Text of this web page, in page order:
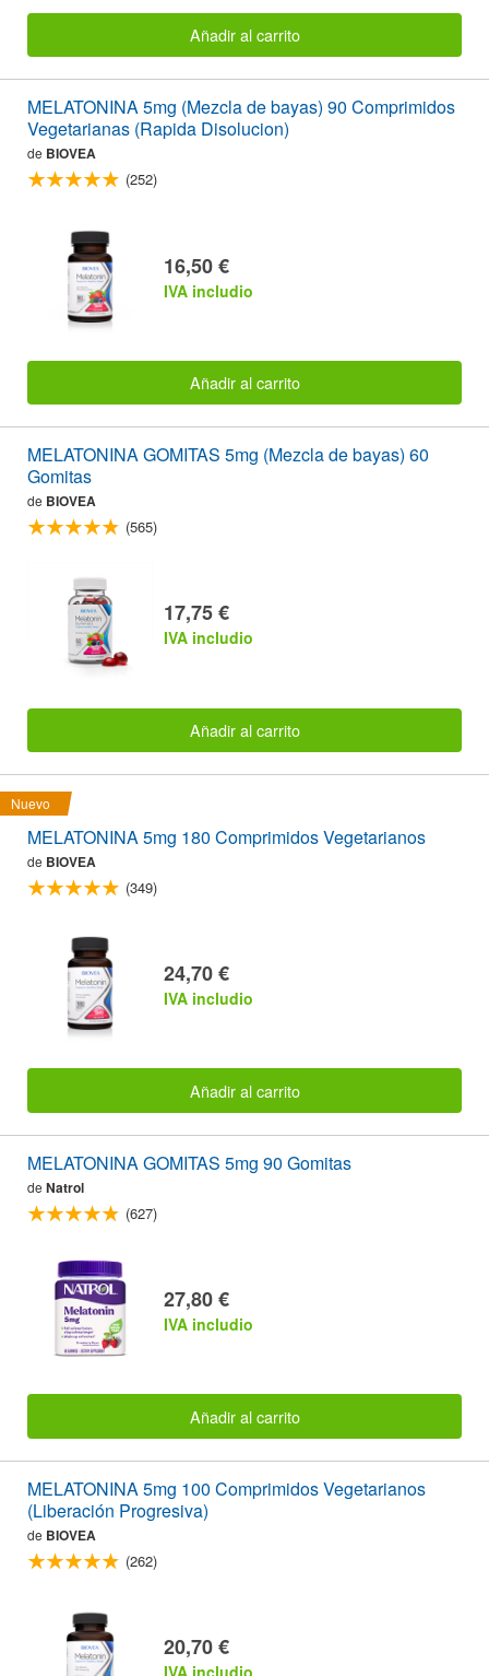
Añadir al carrito
MELATONINA 5mg (Mezcla de bayas) 90 Comprimidos
Vegetarianas (Rapida Disolucion)
de BIOVEA
(252)
16,50 €
IVA includio
Añadir al carrito
MELATONINA GOMITAS 5mg (Mezcla de bayas) 60
Gomitas
de BIOVEA
(565)
17,75 €
IVA includio
Añadir al carrito
Nuevo
MELATONINA 5mg 180 Comprimidos Vegetarianos
de BIOVEA
(349)
24,70 €
IVA includio
Añadir al carrito
MELATONINA GOMITAS 5mg 90 Gomitas
de Natrol
(627)
27,80 €
IVA includio
Añadir al carrito
MELATONINA 5mg 100 Comprimidos Vegetarianos
(Liberación Progresiva)
de BIOVEA
(262)
20,70 €
IVA includio